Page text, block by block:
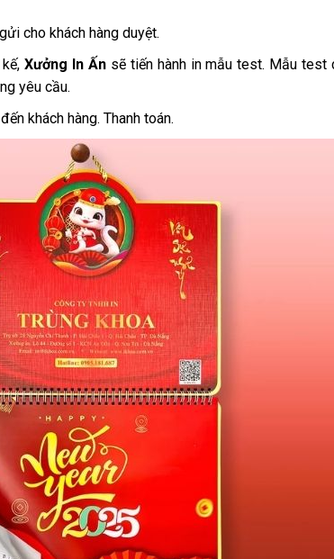
cho khách hàng duyệt.
kế,Xưởng In Ấnsẽ tiến hành in mẫu test. Mẫu test
yêu cầu.
khách hàng. Thanh toán.